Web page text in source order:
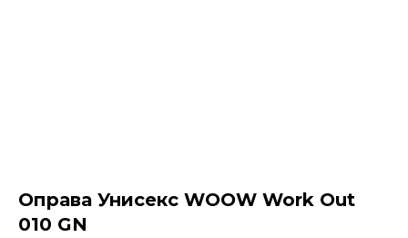
Оправа Унисекс WOOW Work Out
010 GN